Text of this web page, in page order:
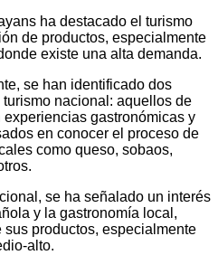
ha destacado el turismo
de productos, especialmente
existe una alta demanda.
se han identificado dos
nacional: aquellos de
gastronómicas y
en conocer el proceso de
como queso, sobaos,
se ha señalado un interés
y la gastronomía local,
productos, especialmente
alto.